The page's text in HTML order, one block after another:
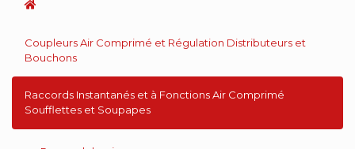
Coupleurs Air Comprimé et Régulation Distributeurs et
Bouchons
Raccords Instantanés et à Fonctions Air Comprimé
Soufflettes et Soupapes